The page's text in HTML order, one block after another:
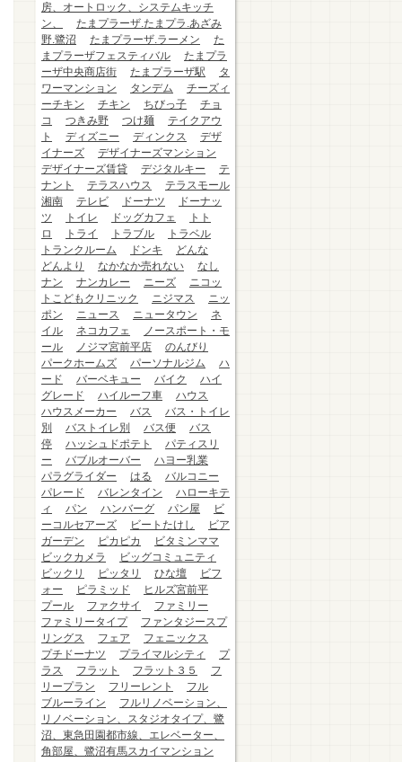
房、オートロック、システムキッチ
ン、
たまプラーザ.たまプラ.あざみ
野.鷺沼
たまプラーザ.ラーメン
た
まプラーザフェスティバル
たまプラ
ーザ中央商店街
たまプラーザ駅
タ
ワーマンション
タンデム
チーズィ
ーチキン
チキン ちびっ子
チョ
コ
つきみ野 つけ麺
テイクアウ
ト
ディズニー ディンクス
デザ
イナーズ
デザイナーズマンション
デザイナーズ賃貸
デジタルキー
テ
ナント
テラスハウス
テラスモール
湘南
テレビ ドーナツ
ドーナッ
ツ
トイレ ドッグカフェ
トト
ロ
トライ トラブル
トラベル
トランクルーム
ドンキ
どんな
どんより
なかなか売れない
なし
ナン
ナンカレー ニーズ
ニコッ
トこどもクリニック
ニジマス
ニッ
ポン
ニュース ニュータウン
ネ
イル
ネコカフェ
ノースポート・モ
ール
ノジマ宮前平店
のんびり
パークホームズ
パーソナルジム
ハ
ード
バーベキュー バイク
ハイ
グレード
ハイルーフ車
ハウス
ハウスメーカー
バス
バス・トイレ
別
バストイレ別 バス便
バス
停
ハッシュドポテト
パティスリ
ー
バブルオーバー
ハヨー乳業
パラグライダー
はる
バルコニー
パレード
バレンタイン
ハローキテ
ィ
パン ハンバーグ パン屋
ビ
ーコルセアーズ
ビートたけし
ビア
ガーデン
ピカピカ
ビタミンママ
ビックカメラ
ビッグコミュニティ
ビックリ
ピッタリ ひな壇
ビフ
ォー
ピラミッド
ヒルズ宮前平
プール
ファクサイ
ファミリー
ファミリータイプ
ファンタジースプ
リングス
フェア
フェニックス
プチドーナツ
プライマルシティ
プ
ラス
フラット フラット３５
フ
リープラン
フリーレント
フル
ブルーライン
フルリノベーション、
リノベーション、スタジオタイプ、鷺
沼、東急田園都市線、エレベーター、
角部屋、鷺沼有馬スカイマンション